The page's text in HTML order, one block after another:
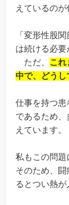
えているのが
「変形性股
は続ける必要
ただ、
こ
中で、どう
仕事を持つ
であるため
えています。
私もこの問題
そのため、
るとつい熱が